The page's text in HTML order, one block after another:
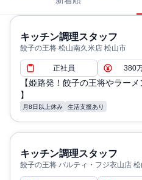
キッチン調理スタッフ
餃子の王将 松山南久米店 松山市
正社員 380
【姫路発！餃子の王将やラー
】
月8日以上休み 生活支援あり
キッチン調理スタッフ
餃子の王将 パルティ・フジ衣山店